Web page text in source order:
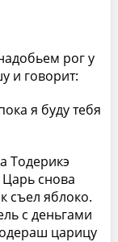
рог у
и говорит:
я буду тебя
Тодерикэ
Царь снова
съел яблоко.
с деньгами
царицу